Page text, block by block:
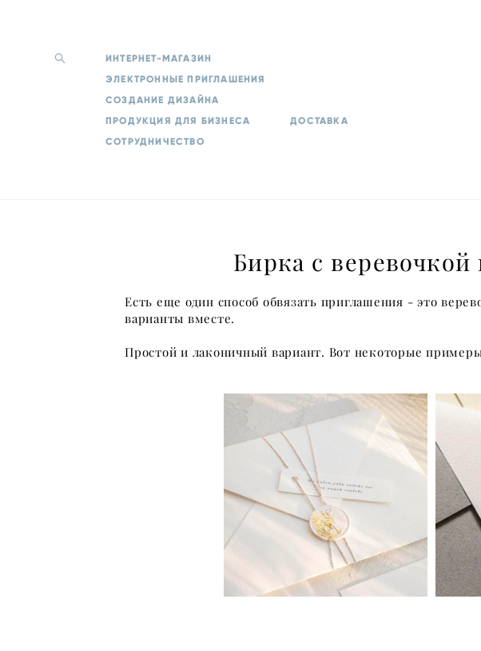
ИНТЕРНЕТ-МАГАЗИН
ЭЛЕКТРОННЫЕ ПРИГЛАШЕНИЯ
СОЗДАНИЕ ДИЗАЙНА
ПРОДУКЦИЯ ДЛЯ БИЗНЕСА
ДОСТАВКА
СОТРУДНИЧЕСТВО
Бирка с
Есть еще один способ обвязать приглашения - это
варианты вместе.
Простой и лаконичный вариант. Вот некоторые